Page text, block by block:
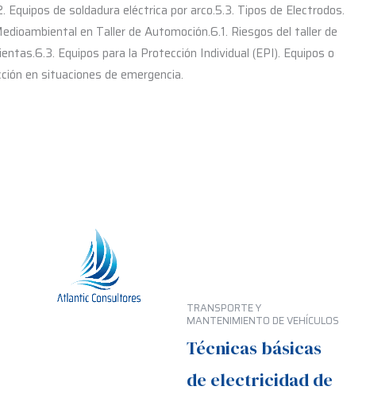
de soldadura eléctrica por arco.5.3. Tipos de Electrodos.
en Taller de Automoción.6.1. Riesgos del taller de
Equipos para la Protección Individual (EPI). Equipos o
en situaciones de emergencia.
TRANSPORTE Y
MANTENIMIENTO DE VEHÍCULOS
Técnicas básicas
de electricidad de